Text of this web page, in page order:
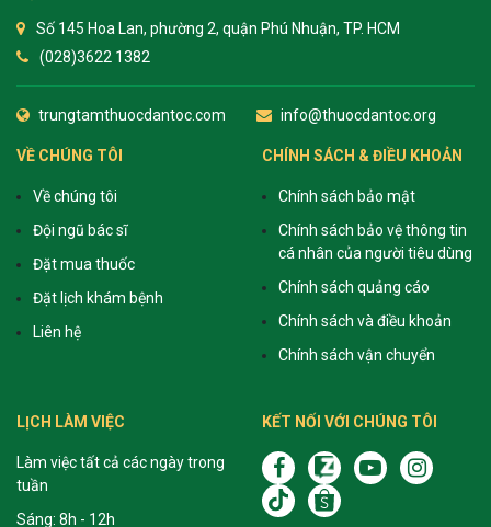
Số 145 Hoa Lan, phường 2, quận Phú Nhuận, TP. HCM
(028)3622 1382
trungtamthuocdantoc.com info@thuocdantoc.org
VỀ CHÚNG TÔI
Về chúng tôi
Đội ngũ bác sĩ
Đặt mua thuốc
Đặt lịch khám bệnh
Liên hệ
CHÍNH SÁCH & ĐIỀU KHOẢN
Chính sách bảo mật
Chính sách bảo vệ thông tin
cá nhân của người tiêu dùng
Chính sách quảng cáo
Chính sách và điều khoản
Chính sách vận chuyển
LỊCH LÀM VIỆC
Làm việc tất cả các ngày trong
tuần
Sáng: 8h - 12h
KẾT NỐI VỚI CHÚNG TÔI